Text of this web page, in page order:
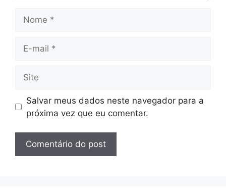
mail
Salvar meus dados neste navegador para a
próxima vez que eu comentar.